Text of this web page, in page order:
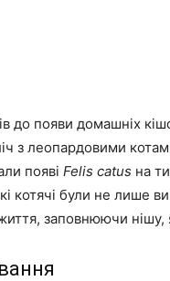
до появи домашніх
з леопардовими
появі Felis catus на
котячі були не лише
заповнюючи нішу,